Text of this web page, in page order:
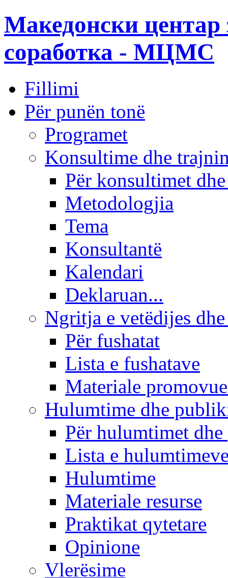
Македонски центар
соработка - МЦМС
Fillimi
Për punën tonë
Programet
Konsultime dhe
Për konsultimet
Metodologjia
Tema
Konsultantë
Kalendari
Deklaruan...
Ngritja e vetëdijes
Për fushatat
Lista e fushatave
Materiale
Hulumtime dhe
Për hulumtimet
Lista e
Hulumtime
Materiale resurse
Praktikat qytetare
Opinione
Vlerësime